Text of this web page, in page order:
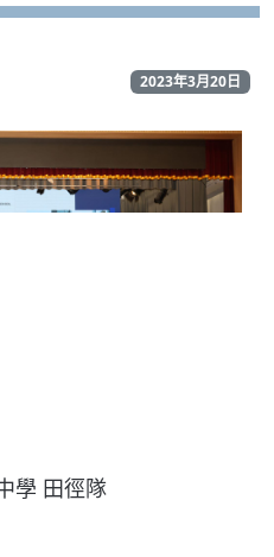
2023年3月20日
學 田徑隊